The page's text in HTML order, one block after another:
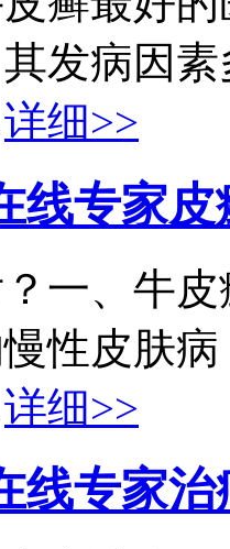
发病因
详细>>
线专家皮
一、牛
性皮肤
详细>>
线专家治